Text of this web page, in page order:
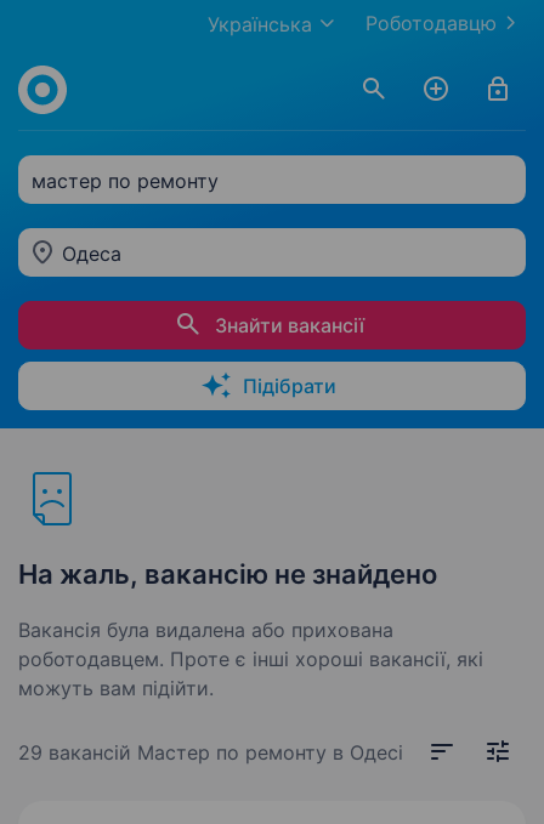
Роботодавцю
Українська
мастер по ремонту
Одеса
Знайти вакансії
Підібрати
На жаль, вакансію не знайдено
Вакансія була видалена або прихована
роботодавцем. Проте є інші хороші вакансії, які
можуть вам підійти.
29 вакансій Мастер по ремонту в Одесі